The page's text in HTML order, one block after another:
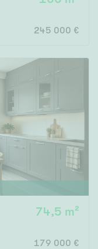
245 000 €
74,5 m²
179 000 €